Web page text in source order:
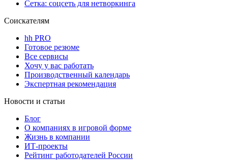
Сетка: соцсеть для нетворкинга
Соискателям
hh PRO
Готовое резюме
Все сервисы
Хочу у вас работать
Производственный календарь
Экспертная рекомендация
Новости и статьи
Блог
О компаниях в игровой форме
Жизнь в компании
ИТ-проекты
Рейтинг работодателей России